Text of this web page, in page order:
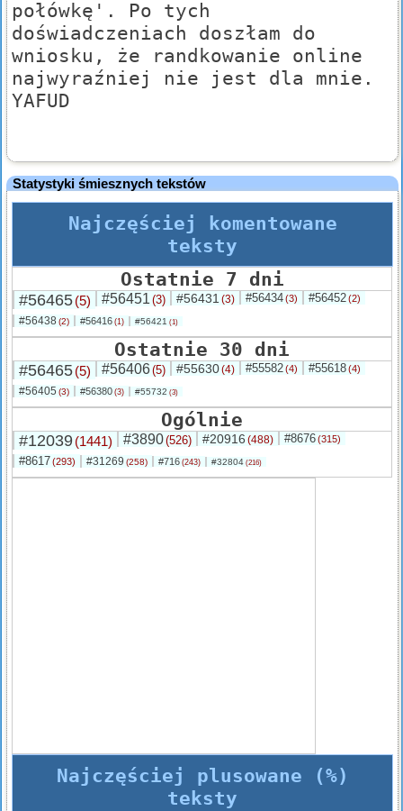
połówkę'. Po tych
doświadczeniach doszłam do
wniosku, że randkowanie online
najwyraźniej nie jest dla mnie.
YAFUD
Statystyki śmiesznych tekstów
Najczęściej komentowane
teksty
Ostatnie 7 dni
#56465(5) #56451 (3) #56431 (3) #56434(3) #56452(2)
#56438 (2) #56416 (1) #56421 (1)
Ostatnie 30 dni
#56465(5) #56406(5) #55630(4) #55582(4) #55618(4)
#56405 (3) #56380 (3) #55732 (3)
Ogólnie
#12039(1441) #3890(526) #20916 (488) #8676(315)
#8617(293) #31269 (258) #716 (243) #32804 (216)
Najczęściej plusowane (%)
teksty